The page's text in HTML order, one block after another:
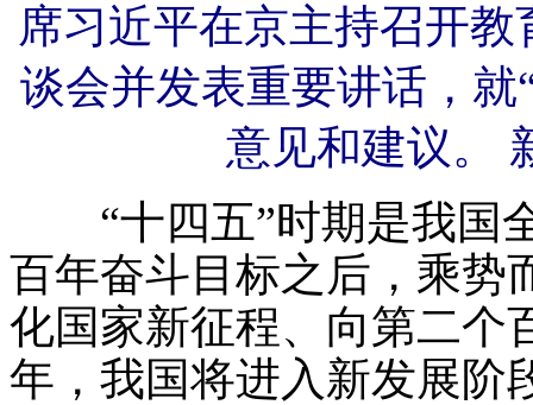
席习近平在京主持召开
谈会并发表重要讲话，
意见和建议。
“十四五”时期是我国
百年奋斗目标之后，乘势
化国家新征程、向第二个
年，我国将进入新发展阶